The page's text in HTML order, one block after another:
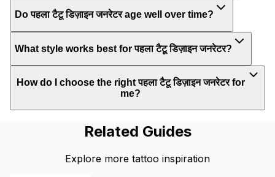
Do पहला टैटू डिज़ाइन जनरेटर age well over time?
What style works best for पहला टैटू डिज़ाइन जनरेटर?
How do I choose the right पहला टैटू डिज़ाइन जनरेटर for
me?
Related Guides
Explore more tattoo inspiration